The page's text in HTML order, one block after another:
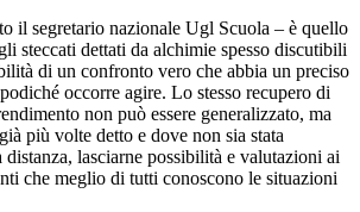
il segretario nazionale Ugl Scuola – è quello
steccati dettati da alchimie spesso discutibili
di un confronto vero che abbia un preciso
occorre agire. Lo stesso recupero di
non può essere generalizzato, ma
più volte detto e dove non sia stata
lasciarne possibilità e valutazioni ai
che meglio di tutti conoscono le situazioni